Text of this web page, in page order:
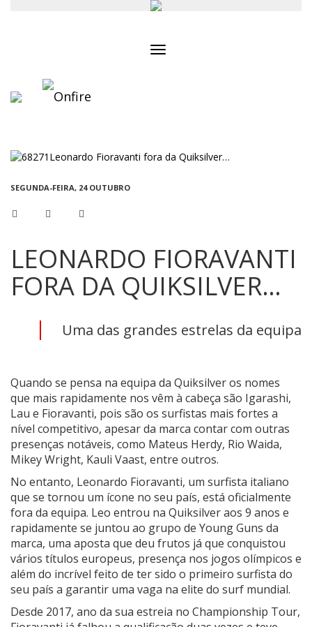
SEGUNDA-FEIRA, 24 OUTUBRO
LEONARDO FIORAVANTI
FORA DA QUIKSILVER…
Uma das grandes estrelas da equipa
Quando se pensa na equipa da Quiksilver os nomes
que mais rapidamente nos vêm à cabeça são Igarashi,
Lau e Fioravanti, pois são os surfistas mais fortes a
nível competitivo, apesar da marca contar com outras
presenças notáveis, como Mateus Herdy, Rio Waida,
Mikey Wright, Kauli Vaast, entre outros.
No entanto, Leonardo Fioravanti, um surfista italiano
que se tornou um ícone no seu país, está oficialmente
fora da equipa. Leo entrou na Quiksilver aos 9 anos e
rapidamente se juntou ao grupo de Young Guns da
marca, uma aposta que deu frutos já que conquistou
vários títulos europeus, presença nos jogos olímpicos e
além do incrível feito de ter sido o primeiro surfista do
seu país a garantir uma vaga na elite do surf mundial.
Desde 2017, ano da sua estreia no Championship Tour,